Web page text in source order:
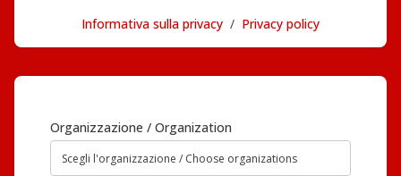
Informativa sulla privacy / Privacy policy
Organizzazione / Organization